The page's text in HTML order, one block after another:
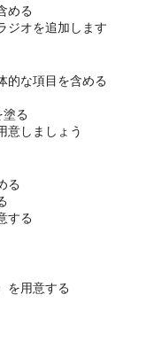
める
ジオを追加します
的な項目を含める
る
意しましょう
る
する
を用意する